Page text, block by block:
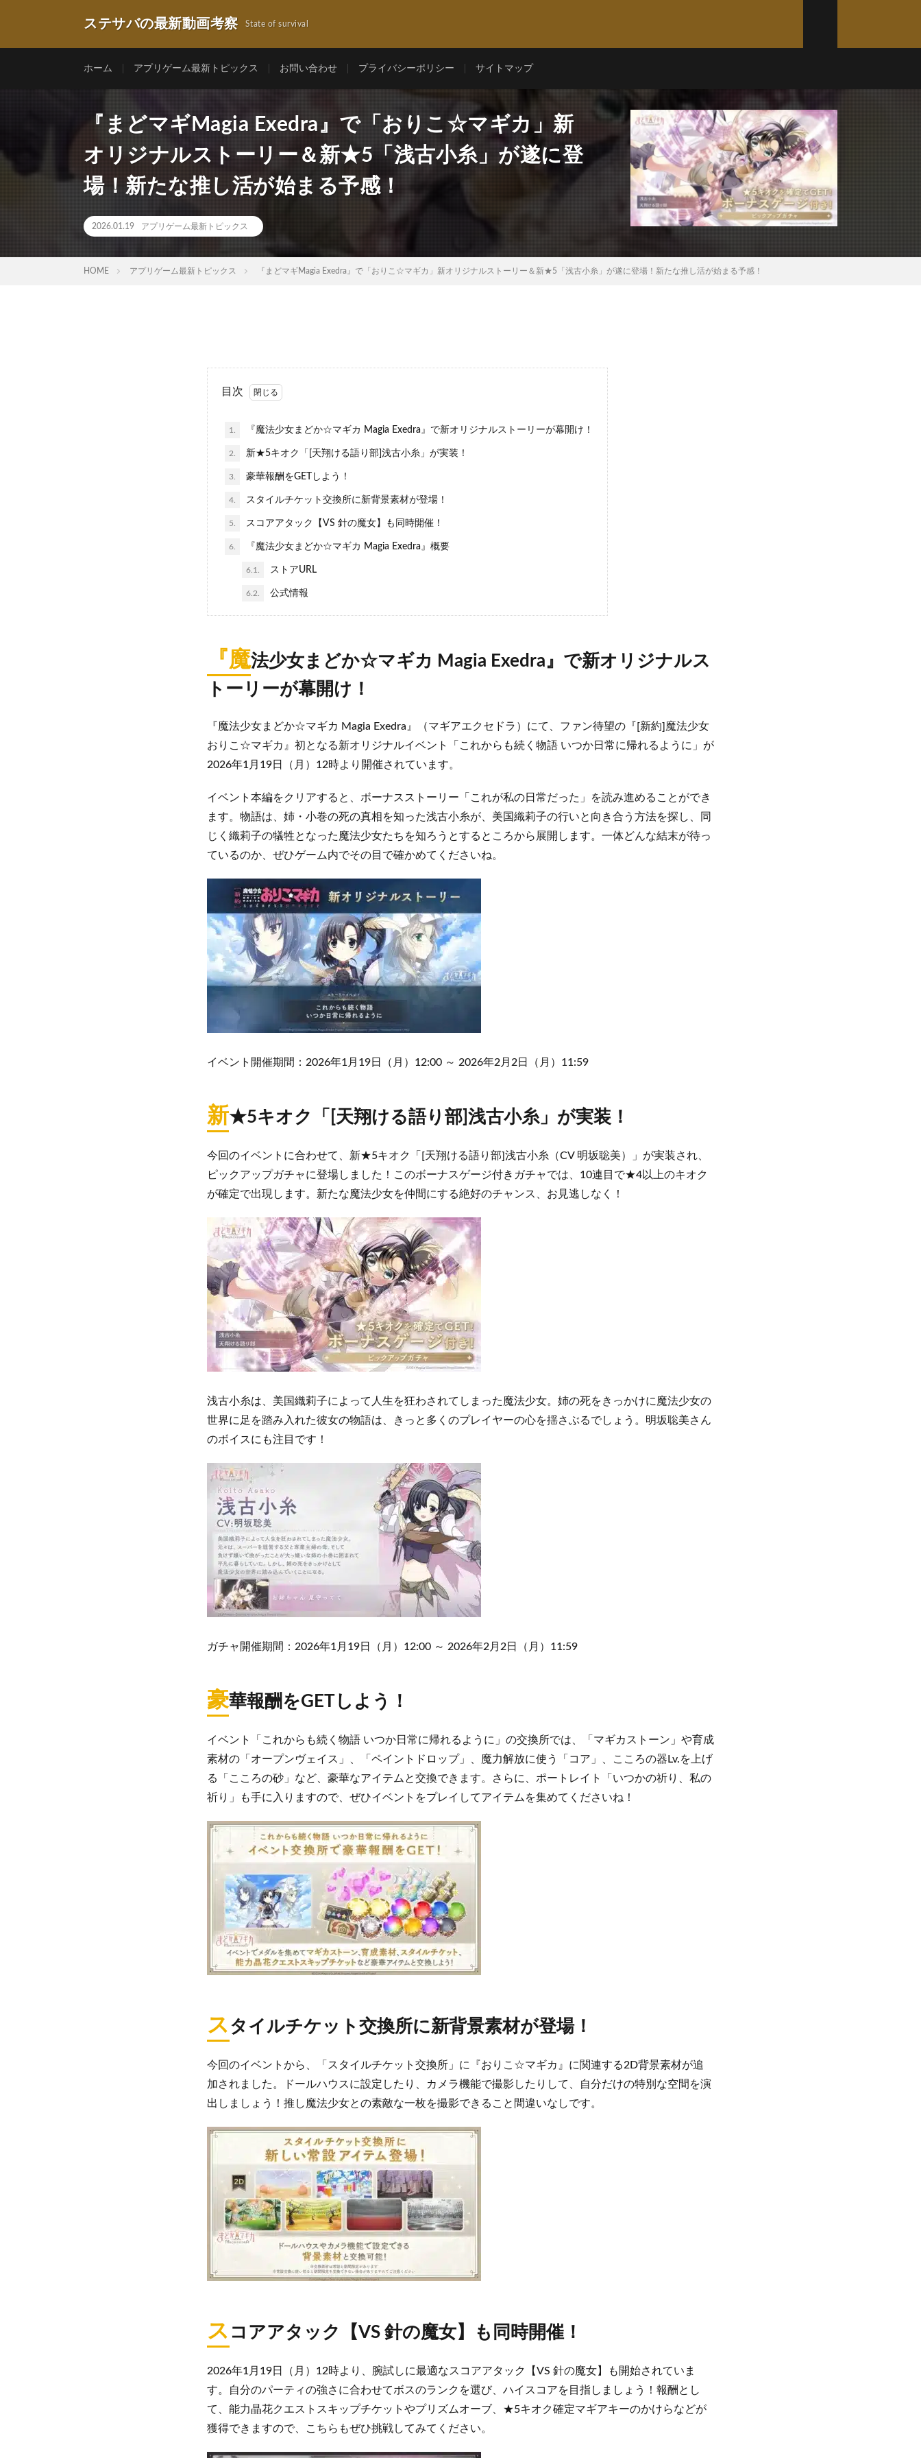
ステサバの最新動画考察 State of survival
ホーム アプリゲーム最新トピックス お問い合わせ プライバシーポリシー サイトマップ
『まどマギMagia Exedra』で「おりこ☆マギカ」新
オリジナルストーリー＆新★5「浅古小糸」が遂に登
場！新たな推し活が始まる予感！
2026.01.19 アプリゲーム最新トピックス
HOME アプリゲーム最新トピックス 『まどマギMagia Exedra』で「おりこ☆マギカ」新オリジナルストーリー＆新★5「浅古小糸」が遂に登場！新たな推し活が始まる予感！
目次
1. 『魔法少女まどか☆マギカ Magia Exedra』で新オリジナルストーリーが幕開け！
2. 新★5キオク「[天翔ける語り部]浅古小糸」が実装！
3. 豪華報酬をGETしよう！
4. スタイルチケット交換所に新背景素材が登場！
5. スコアアタック【VS 針の魔女】も同時開催！
6. 『魔法少女まどか☆マギカ Magia Exedra』概要
6.1. ストアURL
6.2. 公式情報
『魔法少女まどか☆マギカ Magia Exedra』で新オリジナルス
トーリーが幕開け！
『魔法少女まどか☆マギカ Magia Exedra』（マギアエクセドラ）にて、ファン待望の『[新約]魔法少女
おりこ☆マギカ』初となる新オリジナルイベント「これからも続く物語 いつか日常に帰れるように」が
2026年1月19日（月）12時より開催されています。
イベント本編をクリアすると、ボーナスストーリー「これが私の日常だった」を読み進めることができ
ます。物語は、姉・小巻の死の真相を知った浅古小糸が、美国織莉子の行いと向き合う方法を探し、同
じく織莉子の犠牲となった魔法少女たちを知ろうとするところから展開します。一体どんな結末が待っ
ているのか、ぜひゲーム内でその目で確かめてくださいね。
イベント開催期間：2026年1月19日（月）12:00 ～ 2026年2月2日（月）11:59
新★5キオク「[天翔ける語り部]浅古小糸」が実装！
今回のイベントに合わせて、新★5キオク「[天翔ける語り部]浅古小糸（CV 明坂聡美）」が実装され、
ピックアップガチャに登場しました！このボーナスゲージ付きガチャでは、10連目で★4以上のキオク
が確定で出現します。新たな魔法少女を仲間にする絶好のチャンス、お見逃しなく！
浅古小糸は、美国織莉子によって人生を狂わされてしまった魔法少女。姉の死をきっかけに魔法少女の
世界に足を踏み入れた彼女の物語は、きっと多くのプレイヤーの心を揺さぶるでしょう。明坂聡美さん
のボイスにも注目です！
ガチャ開催期間：2026年1月19日（月）12:00 ～ 2026年2月2日（月）11:59
豪華報酬をGETしよう！
イベント「これからも続く物語 いつか日常に帰れるように」の交換所では、「マギカストーン」や育成
素材の「オープンヴェイス」、「ペイントドロップ」、魔力解放に使う「コア」、こころの器Lv.を上げ
る「こころの砂」など、豪華なアイテムと交換できます。さらに、ポートレイト「いつかの祈り、私の
祈り」も手に入りますので、ぜひイベントをプレイしてアイテムを集めてくださいね！
スタイルチケット交換所に新背景素材が登場！
今回のイベントから、「スタイルチケット交換所」に『おりこ☆マギカ』に関連する2D背景素材が追
加されました。ドールハウスに設定したり、カメラ機能で撮影したりして、自分だけの特別な空間を演
出しましょう！推し魔法少女との素敵な一枚を撮影できること間違いなしです。
ス コアアタック【VS 針の魔女】も同時開催！
2026年1月19日（月）12時より、腕試しに最適なスコアアタック【VS 針の魔女】も開始されていま
す。自分のパーティの強さに合わせてボスのランクを選び、ハイスコアを目指しましょう！報酬とし
て、能力晶花クエストスキップチケットやプリズムオーブ、★5キオク確定マギアキーのかけらなどが
獲得できますので、こちらもぜひ挑戦してみてください。